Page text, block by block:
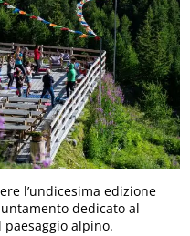
l’undicesima edizione
dedicato al
alpino.